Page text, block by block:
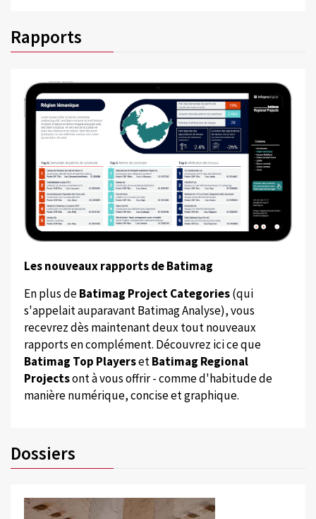
Rapports
Les nouveaux rapports de Batimag
En plus deBatimag Project Categories(qui
s'appelait auparavant Batimag Analyse), vous
recevrez dès maintenant deux tout nouveaux
rapports en complément. Découvrez ici ce que
Batimag Top PlayersetBatimag Regional
Projectsont à vous offrir - comme d'habitude de
manière numérique, concise et graphique.
Dossiers